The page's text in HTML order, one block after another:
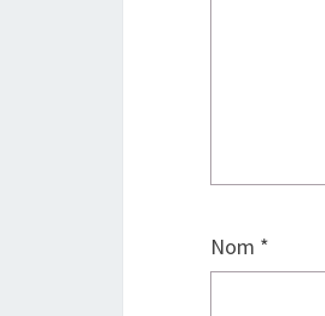
Nom *